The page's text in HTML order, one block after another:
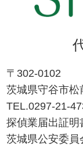
〒302-0102
茨城県守谷市
TEL.0297-21-
探偵業届出証明
茨城県公安委